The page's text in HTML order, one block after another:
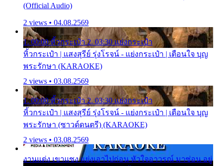
(Official Audio)
2 views • 04.08.2569
1. 00:00 หิ้วกระเป๋า 2. 03:30 แย่งกระเป๋า
หิ้วกระเป๋า | แสงสุรีย์ รุ่งโรจน์ - แย่งกระเป๋า | เตือนใจ บุญ
พระรักษา (KARAOKE)
2 views • 03.08.2569
1. 00:00 หิ้วกระเป๋า 2. 03:30 แย่งกระเป๋า
หิ้วกระเป๋า | แสงสุรีย์ รุ่งโรจน์ - แย่งกระเป๋า | เตือนใจ บุญ
พระรักษา (ซาวด์ดนตรี) (KARAOKE)
2 views • 03.08.2569
งานแต่ง เขาแซง แย่งเอาไปก่อน หัวใจอาวรณ์ มาซ่อน อยู่